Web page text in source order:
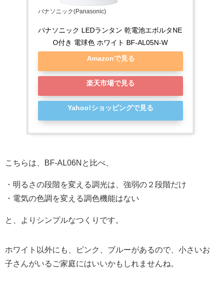
パナソニック(Panasonic)
パナソニック LEDランタン 乾電池エボルタNE
O付き 電球色 ホワイト BF-AL05N-W
Amazonで見る
楽天市場で見る
Yahoo!ショッピングで見る
こちらは、BF-AL06Nと比べ、
・明るさの段階を変える調光は、強弱の２段階だけ
・電気の色調を変える調色機能はない
と、よりシンプルなつくりです。
ホワイト以外にも、ピンク、ブルーがあるので、小さいお
子さんがいるご家庭にはいいかもしれませんね。